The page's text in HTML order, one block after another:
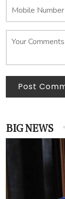
Post
BIG NEWS